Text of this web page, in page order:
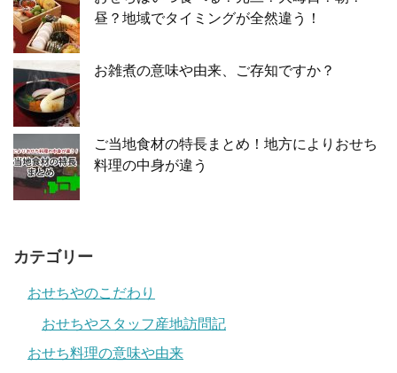
昼？地域でタイミングが全然違う！
お雑煮の意味や由来、ご存知ですか？
ご当地食材の特長まとめ！地方によりおせち
料理の中身が違う
カテゴリー
おせちやのこだわり
おせちやスタッフ産地訪問記
おせち料理の意味や由来